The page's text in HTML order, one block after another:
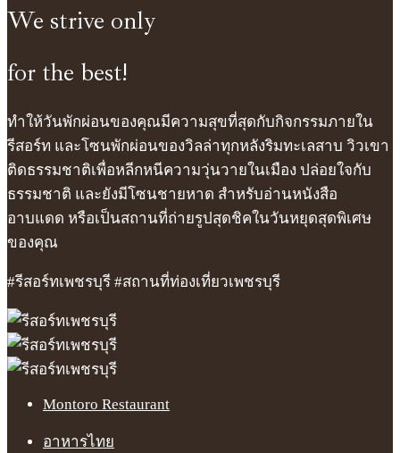
We strive only
for the best!
ทำให้วันพักผ่อนของคุณมีความสุขที่สุดกับกิจกรรมภายใน
รีสอร์ท และโซนพักผ่อนของวิลล่าทุกหลังริมทะเลสาบ วิวเขา
ติดธรรมชาติเพื่อหลีกหนีความวุ่นวายในเมือง ปล่อยใจกับ
ธรรมชาติ และยังมีโซนชายหาด สำหรับอ่านหนังสือ
อาบแดด หรือเป็นสถานที่ถ่ายรูปสุดชิคในวันหยุดสุดพิเศษ
ของคุณ
#รีสอร์ทเพชรบุรี #สถานที่ท่องเที่ยวเพชรบุรี
Montoro Restaurant
อาหารไทย